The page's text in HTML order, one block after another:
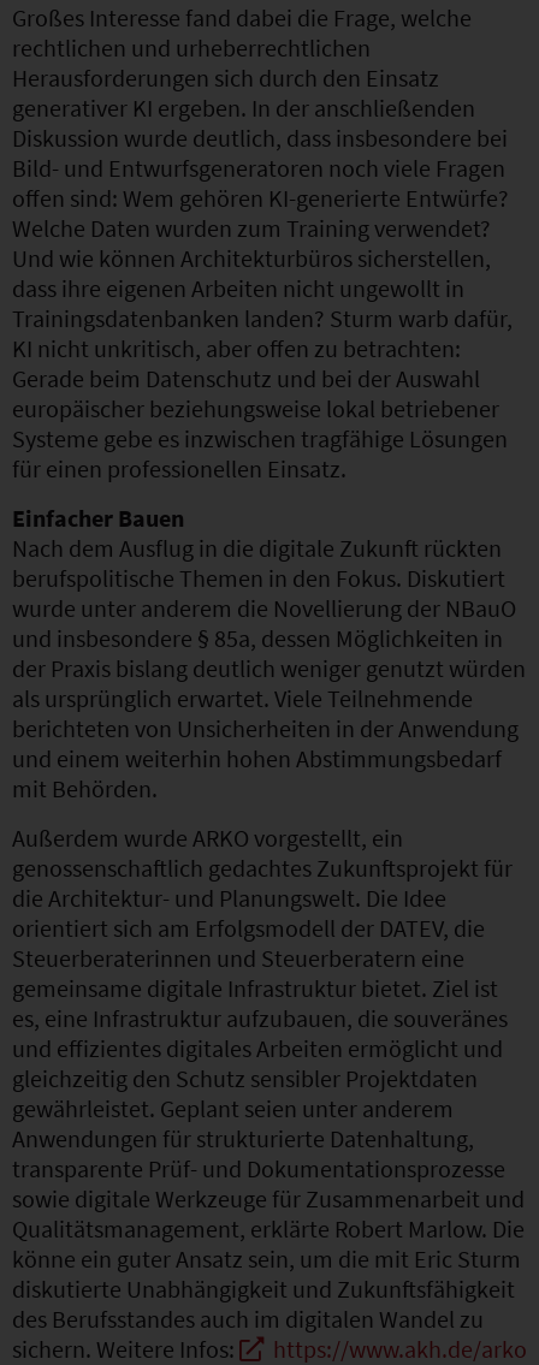
Großes Interesse fand dabei die Frage, welche
rechtlichen und urheberrechtlichen
Herausforderungen sich durch den Einsatz
generativer KI ergeben. In der anschließenden
Diskussion wurde deutlich, dass insbesondere bei
Bild- und Entwurfsgeneratoren noch viele Fragen
offen sind: Wem gehören KI-generierte Entwürfe?
Welche Daten wurden zum Training verwendet?
Und wie können Architekturbüros sicherstellen,
dass ihre eigenen Arbeiten nicht ungewollt in
Trainingsdatenbanken landen? Sturm warb dafür,
KI nicht unkritisch, aber offen zu betrachten:
Gerade beim Datenschutz und bei der Auswahl
europäischer beziehungsweise lokal betriebener
Systeme gebe es inzwischen tragfähige Lösungen
für einen professionellen Einsatz.
Einfacher Bauen
Nach dem Ausflug in die digitale Zukunft rückten
berufspolitische Themen in den Fokus. Diskutiert
wurde unter anderem die Novellierung der NBauO
und insbesondere § 85a, dessen Möglichkeiten in
der Praxis bislang deutlich weniger genutzt würden
als ursprünglich erwartet. Viele Teilnehmende
berichteten von Unsicherheiten in der Anwendung
und einem weiterhin hohen Abstimmungsbedarf
mit Behörden.
Außerdem wurde ARKO vorgestellt, ein
genossenschaftlich gedachtes Zukunftsprojekt für
die Architektur- und Planungswelt. Die Idee
orientiert sich am Erfolgsmodell der DATEV, die
Steuerberaterinnen und Steuerberatern eine
gemeinsame digitale Infrastruktur bietet. Ziel ist
es, eine Infrastruktur aufzubauen, die souveränes
und effizientes digitales Arbeiten ermöglicht und
gleichzeitig den Schutz sensibler Projektdaten
gewährleistet. Geplant seien unter anderem
Anwendungen für strukturierte Datenhaltung,
transparente Prüf- und Dokumentationsprozesse
sowie digitale Werkzeuge für Zusammenarbeit und
Qualitätsmanagement, erklärte Robert Marlow. Die
könne ein guter Ansatz sein, um die mit Eric Sturm
diskutierte Unabhängigkeit und Zukunftsfähigkeit
des Berufsstandes auch im digitalen Wandel zu
sichern. Weitere Infos:
https://www.akh.de/arko